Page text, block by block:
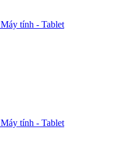
Máy tính - Tablet
Máy tính - Tablet